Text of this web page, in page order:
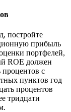
постройте
прибыль
портфелей,
ROE должен
процентов с
пунктов год
процентов
тридцати